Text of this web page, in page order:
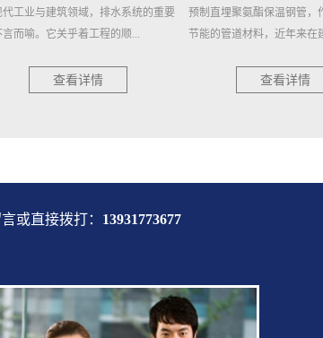
重要
预制直埋聚氨酯保温钢管，作为一种高效
节能的管道材料，近年来在建筑、...
螺旋钢管：基
钢管又称螺旋
或直接拨打： 13931773677